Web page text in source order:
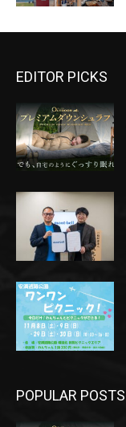
EDITOR PICKS
POPULAR POSTS